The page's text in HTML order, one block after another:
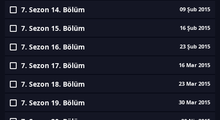
7. Sezon 14. Bölüm 09 Şub 2015
7. Sezon 15. Bölüm 16 Şub 2015
7. Sezon 16. Bölüm 23 Şub 2015
7. Sezon 17. Bölüm 16 Mar 2015
7. Sezon 18. Bölüm 23 Mar 2015
7. Sezon 19. Bölüm 30 Mar 2015